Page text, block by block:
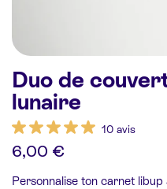
Duo de
lunaire
10 avis
6,00 €
Personnalise ton carnet